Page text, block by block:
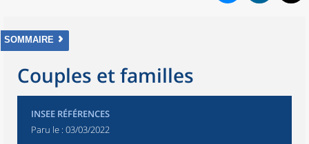
SOMMAIRE
Couples et familles
INSEE RÉFÉRENCES
Paru le : 03/03/2022